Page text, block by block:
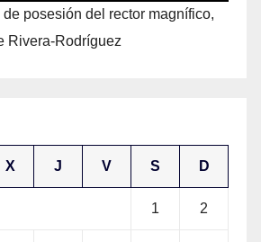
posesión del rector magnífico,
Rivera-Rodríguez
X J V S D
1 2